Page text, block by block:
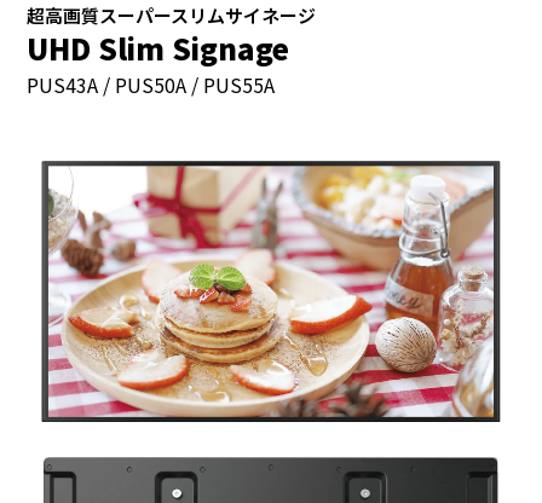
超高画質スーパースリムサイネージ
UHD Slim Signage
PUS43A / PUS50A / PUS55A